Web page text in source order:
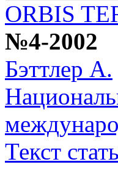
ORBIS
№4-2002
Бэттлер А.
Текст